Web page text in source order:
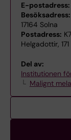
E-postadress:
Besöksadress:
17164 Solna
Postadress:
Helgadottir,
Del av:
Institutionen
Malignt